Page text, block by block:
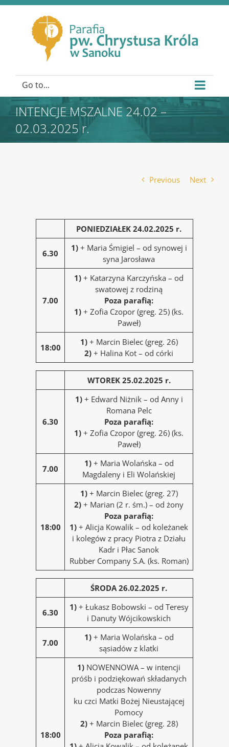
Go to...
INTENCJE MSZALNE 24.02 –
02.03.2025 r.
Previous Next
PONIEDZIAŁEK 24.02.2025 r.
6.30
1)+ Maria Śmigiel – od synowej i
syna Jarosława
7.00
1) + Katarzyna Karczyńska – od
swatowej z rodziną
Poza parafią:
1) + Zofia Czopor (greg. 25) (ks.
Paweł)
18:00
1) + Marcin Bielec (greg. 26)
2) + Halina Kot – od córki
WTOREK 25.02.2025 r.
6.30
1)+ Edward Niżnik – od Anny i
Romana Pelc
Poza parafią:
1) + Zofia Czopor (greg. 26) (ks.
Paweł)
7.00
1)+ Maria Wolańska – od
Magdaleny i Eli Wolańskiej
18:00
1) + Marcin Bielec (greg. 27)
2) + Marian (2 r. śm.) – od żony
Poza parafią:
1) + Alicja Kowalik – od koleżanek
i kolegów z pracy Piotra z Działu
Kadr i Płac Sanok
Rubber Company S.A. (ks. Roman)
ŚRODA 26.02.2025 r.
6.30
1)+ Łukasz Bobowski – od Teresy
i Danuty Wójcikowskich
7.00
1)+ Maria Wolańska – od
sąsiadów z klatki
18:00
1) NOWENNOWA – w intencji
próśb i podziękowań składanych
podczas Nowenny
ku czci Matki Bożej Nieustającej
Pomocy
2) + Marcin Bielec (greg. 28)
Poza parafią: